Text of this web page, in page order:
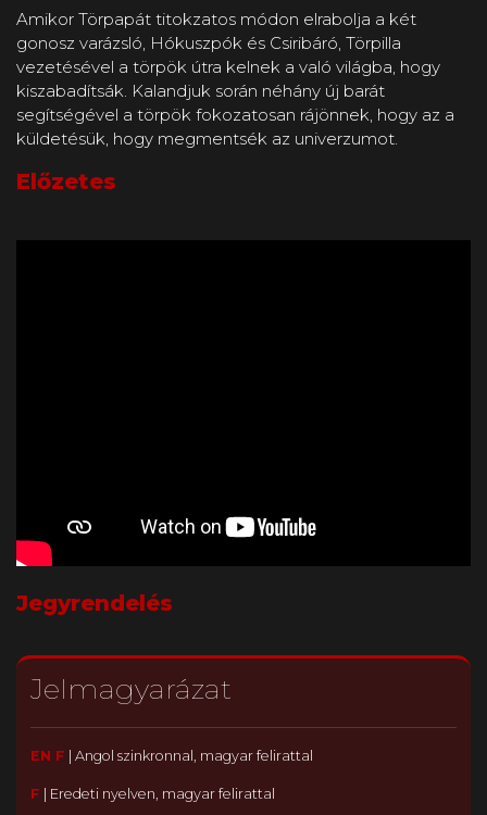
Amikor Törpapát titokzatos módon elrabolja a két
gonosz varázsló, Hókuszpók és Csiribáró, Törpilla
vezetésével a törpök útra kelnek a való világba, hogy
kiszabadítsák. Kalandjuk során néhány új barát
segítségével a törpök fokozatosan rájönnek, hogy az a
küldetésük, hogy megmentsék az univerzumot.
Előzetes
Jegyrendelés
Jelmagyarázat
EN F Angol szinkronnal, magyar felirattal
F Eredeti nyelven, magyar felirattal